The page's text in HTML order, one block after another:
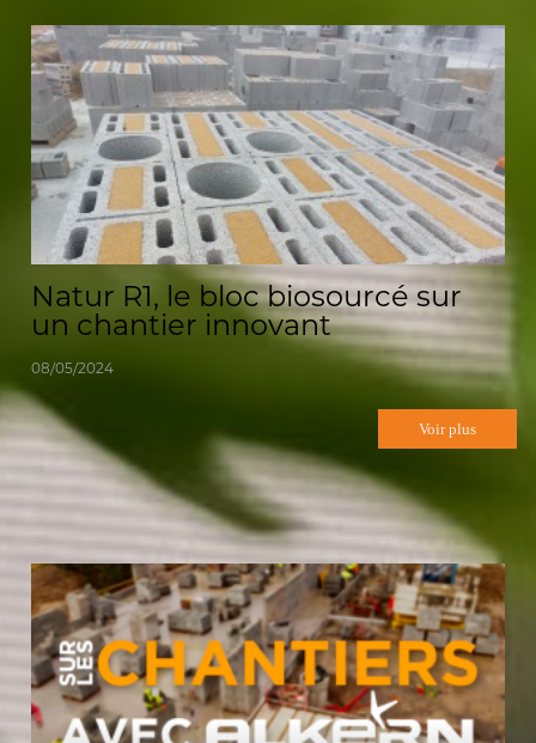
Natur R1, le bloc biosourcé sur
un chantier innovant
08/05/2024
Voir plus